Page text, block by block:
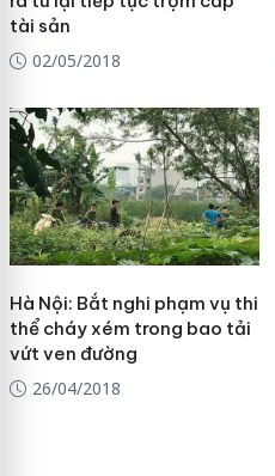
tài sản
02/05/2018
Hà Nội: Bắt nghi phạm vụ thi
thể cháy xém trong bao tải
vứt ven đường
26/04/2018